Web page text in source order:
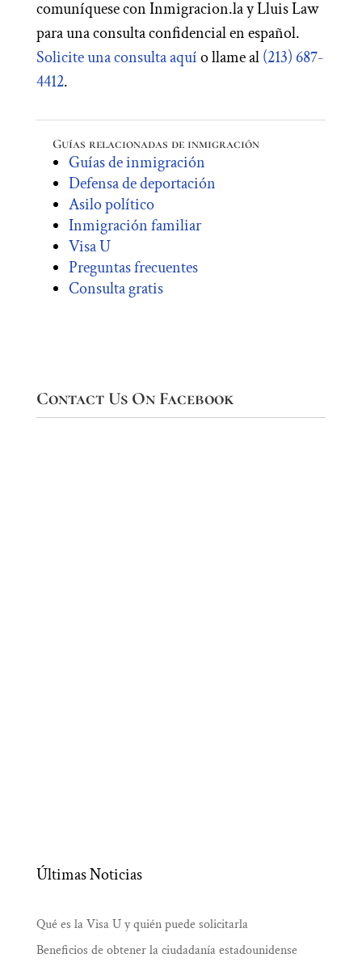
comuníquese con Inmigracion.la y Lluis Law
para una consulta confidencial en español.
Solicite una consulta aquío llame al(213) 687-
4412.
Guías relacionadas de inmigración
Guías de inmigración
Defensa de deportación
Asilo político
Inmigración familiar
Visa U
Preguntas frecuentes
Consulta gratis
Contact Us On Facebook
Últimas Noticias
Qué es la Visa U y quién puede solicitarla
Beneficios de obtener la ciudadanía estadounidense